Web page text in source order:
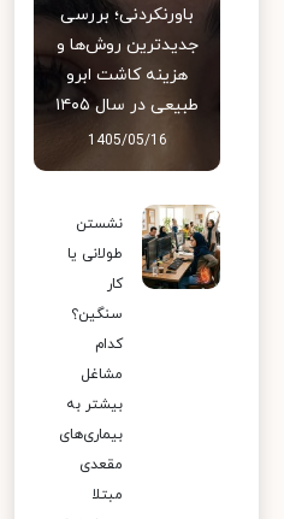
باورنکردنی؛ بررسی
جدیدترین روش‌ها و
هزینه کاشت ابرو
طبیعی در سال ۱۴۰۵
1405/05/16
نشستن
طولانی یا
کار
سنگین؟
کدام
مشاغل
بیشتر به
بیماری‌های
مقعدی
مبتلا